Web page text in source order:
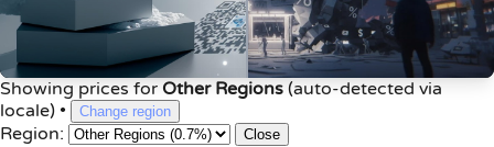
Showing prices for Other Regions (auto-detected via
locale) • Change region
Region: Close